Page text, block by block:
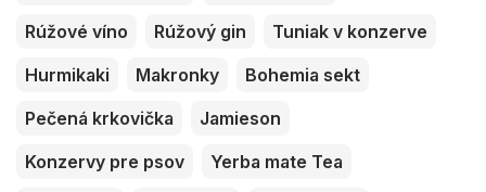
Rúžové víno
Rúžový gin
Tuniak v konzerve
Hurmikaki
Makronky
Bohemia sekt
Pečená krkovička
Jamieson
Konzervy pre psov
Yerba mate Tea